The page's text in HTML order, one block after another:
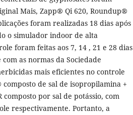
Mais, Zapp® Qi 620, Roundup®
foram realizadas 18 dias após
o simulador indoor de alta
foram feitas aos 7, 14 , 21 e 28 dias
as normas da Sociedade
mais eficientes no controle
de sal de isopropilamina +
por sal de potássio, com
respectivamente. Portanto, a